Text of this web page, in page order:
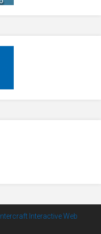
Intercraft Interactive Web